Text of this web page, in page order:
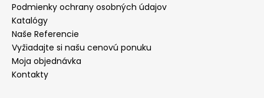
Podmienky ochrany osobných údajov
Katalógy
Naše Referencie
Vyžiadajte si našu cenovú ponuku
Moja objednávka
Kontakty